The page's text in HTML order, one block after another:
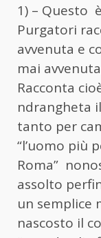
1) – Questo
Purgatori
avvenuta e
mai
Racconta
ndrangheta
tanto per
“l’uomo più
Roma”
assolto
un semplice
nascosto il